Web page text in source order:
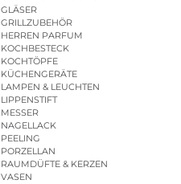
GLÄSER
GRILLZUBEHÖR
HERREN PARFUM
KOCHBESTECK
KOCHTÖPFE
KÜCHENGERÄTE
LAMPEN & LEUCHTEN
LIPPENSTIFT
MESSER
NAGELLACK
PEELING
PORZELLAN
RAUMDÜFTE & KERZEN
VASEN